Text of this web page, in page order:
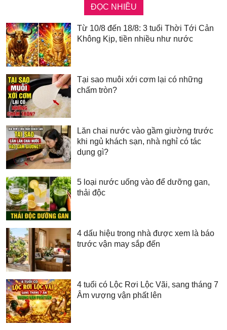
ĐỌC NHIỀU
Từ 10/8 đến 18/8: 3 tuổi Thời Tới Cản
Không Kịp, tiền nhiều như nước
Tại sao muôi xới cơm lại có những
chấm tròn?
Lăn chai nước vào gầm giường trước
khi ngủ khách sạn, nhà nghỉ có tác
dụng gì?
5 loại nước uống vào để dưỡng gan,
thải độc
4 dấu hiệu trong nhà được xem là báo
trước vận may sắp đến
4 tuổi có Lộc Rơi Lộc Vãi, sang tháng 7
Âm vượng vận phất lên